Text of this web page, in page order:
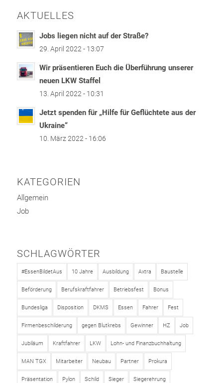
AKTUELLES
Jobs liegen nicht auf der Straße?
29. April 2022 - 13:07
Wir präsentieren Euch die Überführung unserer
neuen LKW Staffel
13. April 2022 - 10:31
Jetzt spenden für „Hilfe für Geflüchtete aus der
Ukraine“
10. März 2022 - 16:06
KATEGORIEN
Allgemein
Job
SCHLAGWÖRTER
#EssenBildetAus 10 Jahre Ausbildung Axtra Baustelle
Beförderung Berufskraftfahrer Betriebsfest Bonus
Bundesliga Disposition DKMS Essen Fahrer Fest
Firmenbeschilderung gegen Blutkrebs Gewinner HZ Job
Jubiläum Kraftfahrer LKW Lohn- und Finanzbuchhaltung
MAN TGX Mitarbeiter Neubau Partner Prokura
Präsentation Pylon Schild Sieger Siegerehrung